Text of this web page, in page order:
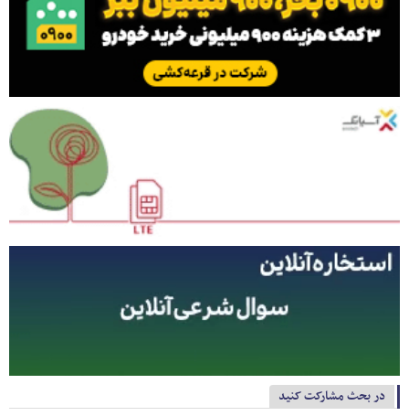
در بحث مشارکت کنید